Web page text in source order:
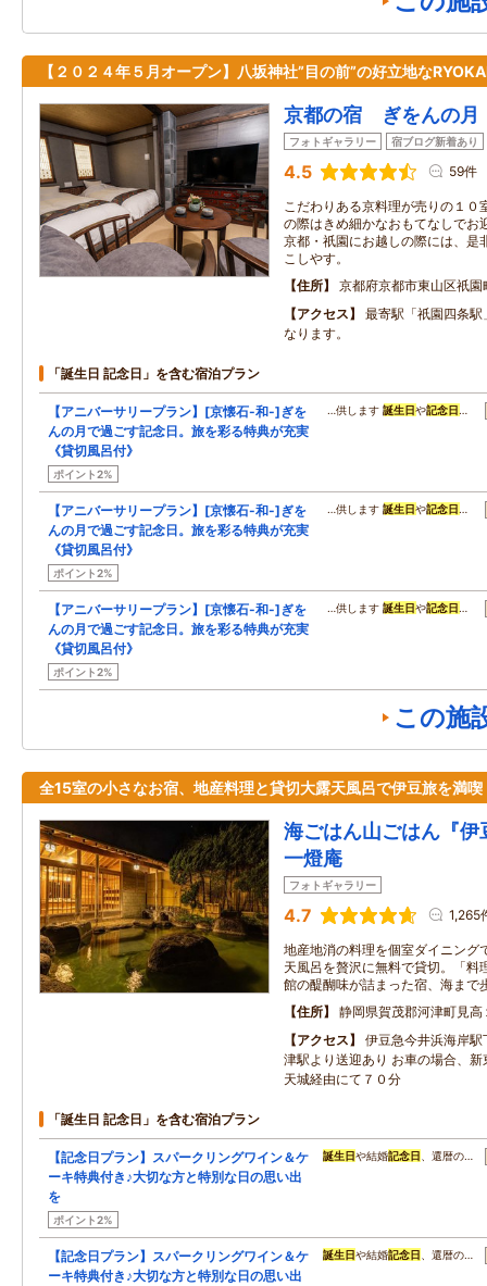
【２０２４年５月オープン】八坂神社”目の前”の好立地な
京都の宿 ぎをんの月
フォトギャラリー 宿ブログ新着あり
4.5 59件
こだわりある京料理が売りの１０
の際はきめ細かなおもてなしでお
京都・祇園にお越しの際には、是
こしやす。
住所
京都府京都市東山区祇
アクセス
最寄駅「祇園四条
なります。
「誕生日 記念日」を含む宿泊プラン
【アニバーサリープラン】[京懐石-和-]ぎを
んの月で過ごす記念日。旅を彩る特典が充実
《貸切風呂付》
ポイント2%
…供します誕生日や記念日 …
【アニバーサリープラン】[京懐石-和-]ぎを
んの月で過ごす記念日。旅を彩る特典が充実
《貸切風呂付》
ポイント2%
…供します誕生日や記念日 …
【アニバーサリープラン】[京懐石-和-]ぎを
んの月で過ごす記念日。旅を彩る特典が充実
《貸切風呂付》
ポイント2%
…供します誕生日や記念日 …
この施
全15室の小さなお宿、地産料理と貸切大露天風呂で伊豆旅を満喫
海ごはん山ごはん『
一燈庵
フォトギャラリー
4.7 1,265
地産地消の料理を個室ダイニング
天風呂を贅沢に無料で貸切。「料
館の醍醐味が詰まった宿、海ま
住所
静岡県賀茂郡河津町見高
アクセス
伊豆急今井浜海岸
津駅より送迎あり お車の場合、
天城経由にて７０分
「誕生日 記念日」を含む宿泊プラン
【記念日プラン】スパークリングワイン＆ケ
ーキ特典付き♪大切な方と特別な日の思い出
を
ポイント2%
誕生日や結婚記念日 、還暦の…
【記念日プラン】スパークリングワイン＆ケ
ーキ特典付き♪大切な方と特別な日の思い出
誕生日や結婚記念日 、還暦の…